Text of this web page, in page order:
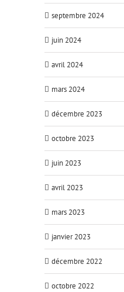
septembre 2024
juin 2024
avril 2024
mars 2024
décembre 2023
octobre 2023
juin 2023
avril 2023
mars 2023
janvier 2023
décembre 2022
octobre 2022